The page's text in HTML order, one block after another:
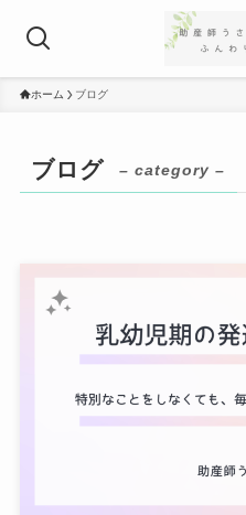
ホーム ブログ
ブログ – category –